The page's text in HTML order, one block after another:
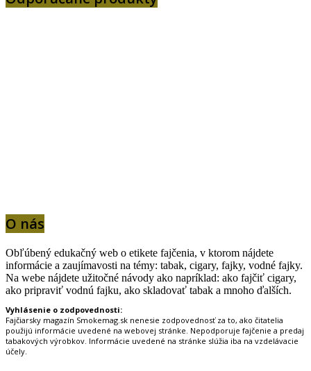
O nás
Obľúbený edukačný web o etikete fajčenia, v ktorom nájdete
informácie a zaujímavosti na témy: tabak, cigary, fajky, vodné fajky.
Na webe nájdete užitočné návody ako napríklad: ako fajčiť cigary,
ako pripraviť vodnú fajku, ako skladovať tabak a mnoho ďalších.
Vyhlásenie o zodpovednosti:
Fajčiarsky magazín Smokemag.sk nenesie zodpovednosť za to, ako čitatelia
použijú informácie uvedené na webovej stránke. Nepodporuje fajčenie a predaj
tabakových výrobkov. Informácie uvedené na stránke slúžia iba na vzdelávacie
účely.